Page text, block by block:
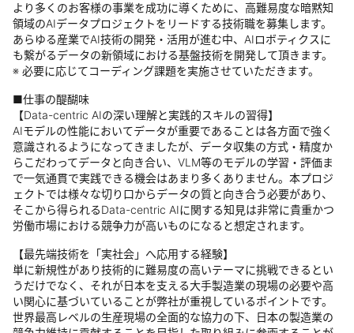
より多くのお客様の事業を成功に導くために、高難易度な暗黙知
領域のAIデータプロジェクトをリードする技術職を募集します。
あらゆる産業でAI技術の開発・活用が進む中、AIロボティクスに
も繋がるデータの新領域における基盤技術を開発して頂きます。
※ 必要に応じてコーディング課題を実施させていただきます。
■仕事の醍醐味
【Data-centric AIの深い理解と実践的スキルの習得】
AIモデルの性能においてデータが重要であることは各方面で強く
意識されるようになってきましたが、データ収集の方式・精度か
らこだわってデータと向き合い、VLM等のモデルの学習・評価ま
で一気通貫で実践できる機会はあまり多くありません。本プロジ
ェクトでは様々な切り口からデータの質と向き合う必要があり、
そこから得られるData-centric AIに関する知見は非常に貴重かつ
労働市場における競争力が高いものになると想定されます。
【最先端技術を「実社会」へ応用する経験】
単に新規性があり技術的に難易度の高いテーマに挑戦できるとい
うだけでなく、それが日本を支える大手製造業の現場の必要や高
い関心に基づいていることが弊社が重視しているポイントです。
世界最高レベルの生産現場の全面的な協力の下、日本の製造業の